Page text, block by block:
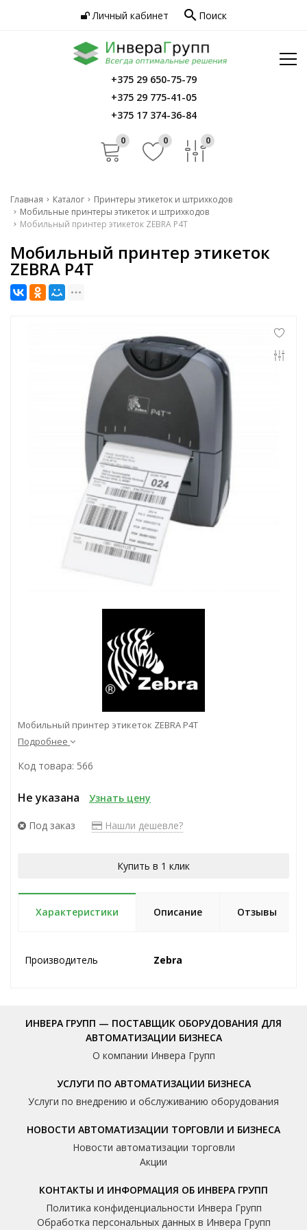
Личный кабинет search Поиск
Главная
Каталог
Услуги
Сервис
Инфо
Контакты
+375 29 650-75-79
+375 29 775-41-05
+375 17 374-36-84
0 0 0
Главная Каталог
Принтеры этикеток и штрихкодов
Мобильные принтеры этикеток и штрихкодов
Мобильный принтер этикеток ZEBRA P4T
Мобильный принтер этикеток
ZEBRA P4T
Мобильный принтер этикеток ZEBRA P4T
Подробнее
Код товара: 566
Не указана Узнать цену
Под заказ Нашли дешевле?
Купить в 1 клик
Характеристики Описание Отзывы
Производитель Zebra
ИНВЕРА ГРУПП — ПОСТАВЩИК ОБОРУДОВАНИЯ ДЛЯ
АВТОМАТИЗАЦИИ БИЗНЕСА
О компании Инвера Групп
УСЛУГИ ПО АВТОМАТИЗАЦИИ БИЗНЕСА
Услуги по внедрению и обслуживанию оборудования
НОВОСТИ АВТОМАТИЗАЦИИ ТОРГОВЛИ И БИЗНЕСА
Новости автоматизации торговли
Акции
КОНТАКТЫ И ИНФОРМАЦИЯ ОБ ИНВЕРА ГРУПП
Политика конфиденциальности Инвера Групп
Обработка персональных данных в Инвера Групп
Услуги
Сервис
Инфо
Контакты